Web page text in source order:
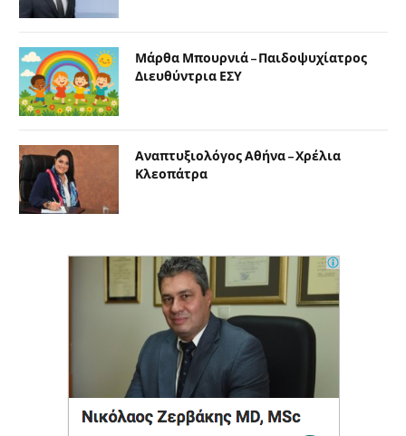
Μάρθα Μπουρνιά – Παιδοψυχίατρος
Διευθύντρια ΕΣΥ
Αναπτυξιολόγος Αθήνα – Χρέλια
Κλεοπάτρα